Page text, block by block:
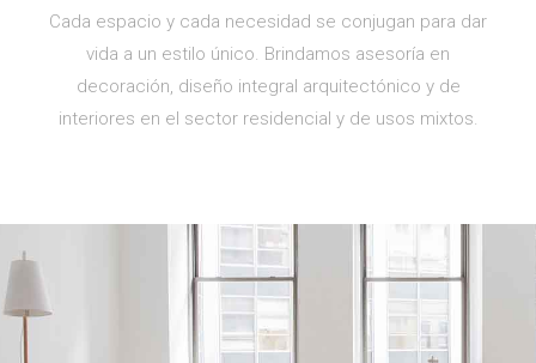
Cada espacio y cada necesidad se conjugan para dar
vida a un estilo único. Brindamos asesoría en
decoración, diseño integral arquitectónico y de
interiores en el sector residencial y de usos mixtos.